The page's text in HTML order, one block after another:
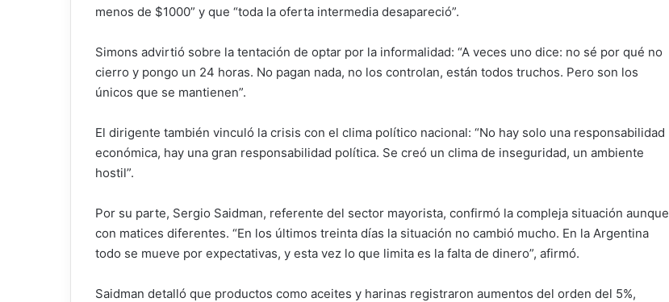
menos de $1000” y que “toda la oferta intermedia desapareció”.
Simons advirtió sobre la tentación de optar por la informalidad: “A veces uno dice: no sé por qué no
cierro y pongo un 24 horas. No pagan nada, no los controlan, están todos truchos. Pero son los
únicos que se mantienen”.
El dirigente también vinculó la crisis con el clima político nacional: “No hay solo una responsabilidad
económica, hay una gran responsabilidad política. Se creó un clima de inseguridad, un ambiente
hostil”.
Por su parte, Sergio Saidman, referente del sector mayorista, confirmó la compleja situación aunque
con matices diferentes. “En los últimos treinta días la situación no cambió mucho. En la Argentina
todo se mueve por expectativas, y esta vez lo que limita es la falta de dinero”, afirmó.
Saidman detalló que productos como aceites y harinas registraron aumentos del orden del 5%,